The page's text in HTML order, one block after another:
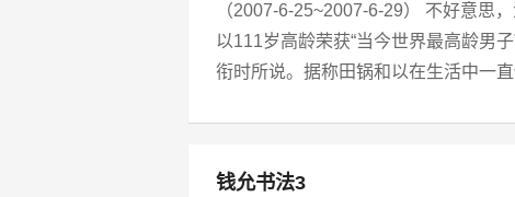
（2007-6-25~2007-6-29） 不好意思
以111岁高龄荣获“当今世界最高龄男
衔时所说。据称田锅和以在生活中一
钱允书法3